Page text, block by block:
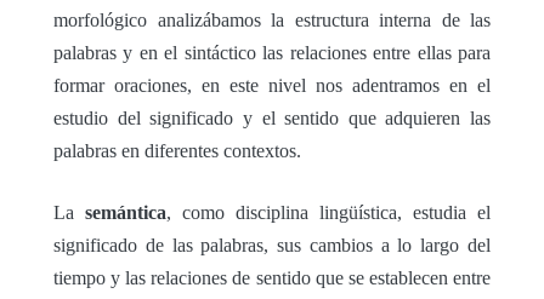
morfológico analizábamos la estructura interna de las
palabras y en el sintáctico las relaciones entre ellas para
formar oraciones, en este nivel nos adentramos en el
estudio del significado y el sentido que adquieren las
palabras en diferentes contextos.
La semántica, como disciplina lingüística, estudia el
significado de las palabras, sus cambios a lo largo del
tiempo y las relaciones de sentido que se establecen entre